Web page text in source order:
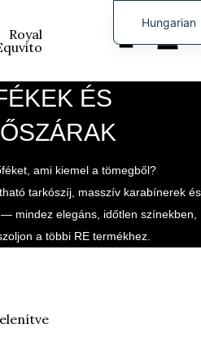
ÉS
ami kiemel a tömegből?
tarkószíj, masszív karabínerek és
mindez elegáns, időtlen színekben,
a többi RE termékhez.
Hungarian
English